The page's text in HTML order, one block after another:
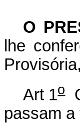
O
lhe
Art 1o
passam